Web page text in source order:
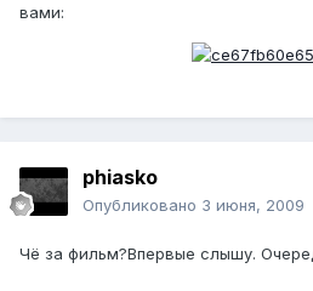
вами:
phiasko
Опубликовано 3 июня, 2009
Чё за фильм?Впервые слышу.